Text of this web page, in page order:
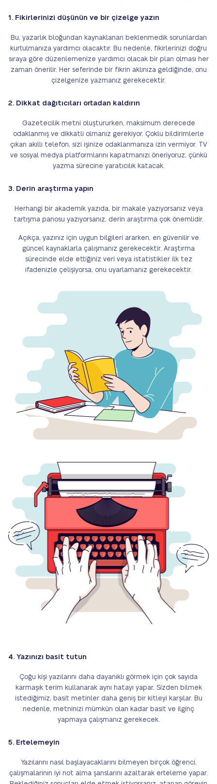
1. Fikirlerinizi düşünün ve bir çizelge yazın
Bu, yazarlık bloğundan kaynaklanan beklenmedik sorunlardan
kurtulmanıza yardımcı olacaktır. Bu nedenle, fikirlerinizi doğru
sıraya göre düzenlemenize yardımcı olacak bir plan olması her
zaman önerilir. Her seferinde bir fikrin aklınıza geldiğinde, onu
çizelgenize yazmanız gerekecektir.
2. Dikkat dağıtıcıları ortadan kaldırın
Gazetecilik metni oluştururken, maksimum derecede
odaklanmış ve dikkatli olmanız gerekiyor. Çoklu bildirimlerle
çıkan akıllı telefon, sizi işinize odaklanmanıza izin vermiyor. TV
ve sosyal medya platformlarını kapatmanızı öneriyoruz, çünkü
yazma sürecine yaratıcılık katacak.
3. Derin araştırma yapın
Herhangi bir akademik yazıda, bir makale yazıyorsanız veya
tartışma panosu yazıyorsanız, derin araştırma çok önemlidir.
Açıkça, yazınız için uygun bilgileri ararken, en güvenilir ve
güncel kaynaklarla çalışmanız gerekecektir. Araştırma
sürecinde elde ettiğiniz veri veya istatistikler ilk tez
ifadenizle çelişiyorsa, onu uyarlamanız gerekecektir.
4. Yazınızı basit tutun
Çoğu kişi yazılarını daha dayanıklı görmek için çok sayıda
karmaşık terim kullanarak aynı hatayı yapar. Sizden bilmek
istediğimiz, basit metinler daha geniş bir kitleyi karşılar. Bu
nedenle, metninizi mümkün olan kadar basit ve ilginç
yapmaya çalışmanız gerekecek.
5. Ertelemeyin
Yazılarını nasıl başlayacaklarını bilmeyen birçok öğrenci,
çalışmalarının iyi not alma şanslarını azaltarak erteleme yapar.